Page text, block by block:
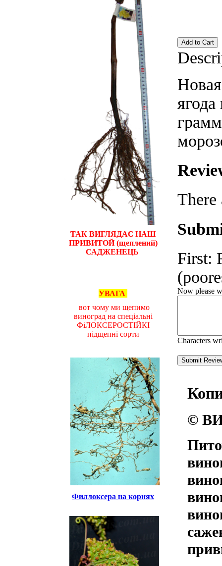
ТАК ВИГЛЯДАЄ НАШ
ПРИВИТОЙ (щеплений)
САДЖЕНЕЦЬ
УВАГА
вот чому ми щепимо
виноград на спеціальні
ФіЛОКСЕРОСТІЙКІ
підщепні сорти
Филлоксера на корнях
There
First:
Now please
Characters
©